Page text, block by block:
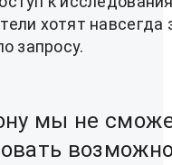
хотят
запросу.
мы не